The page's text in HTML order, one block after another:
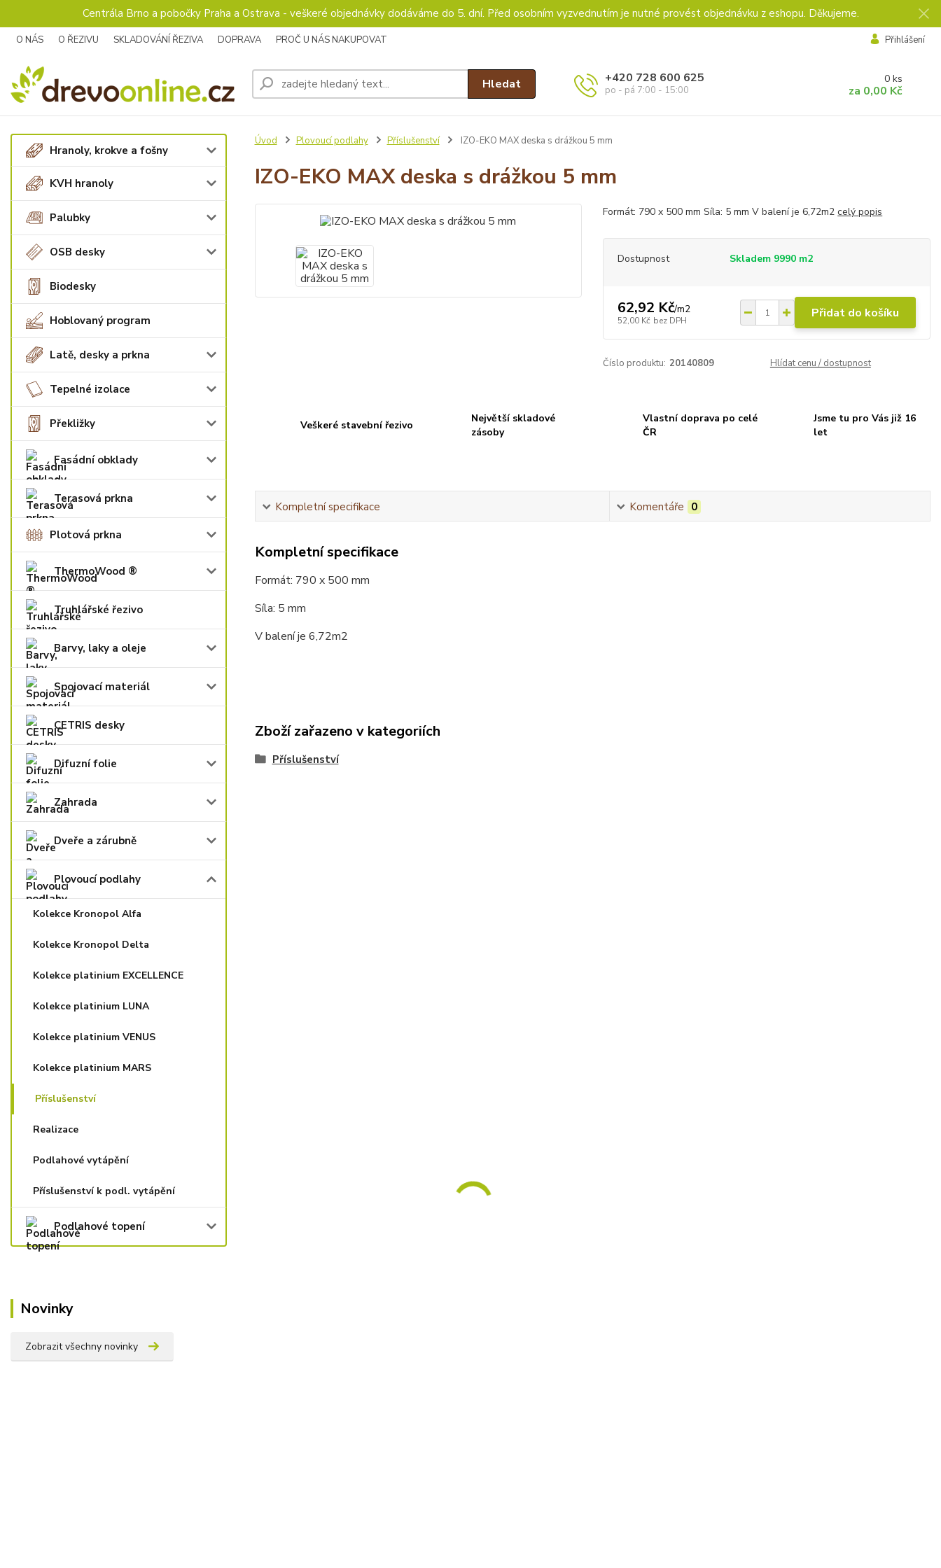
Centrála Brno a pobočky Praha a Ostrava - veškeré objednávky dodáváme do 5. dní. Před osobním vyzvednutím je nutné provést objednávku z eshopu. Děkujeme.
O NÁS O ŘEZIVU SKLADOVÁNÍ ŘEZIVA DOPRAVA PROČ U NÁS NAKUPOVAT Přihlášení
Hledat +420 728 600 625
po - pá 7:00 - 15:00
0 ks
za 0,00 Kč
Hranoly, krokve a fošny
KVH hranoly
Palubky
OSB desky
Biodesky
Hoblovaný program
Latě, desky a prkna
Tepelné izolace
Překližky
Fasádní obklady
Terasová prkna
Plotová prkna
ThermoWood ®
Truhlářské řezivo
Barvy, laky a oleje
Spojovací materiál
CETRIS desky
Difuzní folie
Zahrada
Dveře a zárubně
Plovoucí podlahy
Kolekce Kronopol Alfa
Kolekce Kronopol Delta
Kolekce platinium EXCELLENCE
Kolekce platinium LUNA
Kolekce platinium VENUS
Kolekce platinium MARS
Příslušenství
Realizace
Podlahové vytápění
Příslušenství k podl. vytápění
Podlahové topení
Novinky
Zobrazit všechny novinky
Úvod Plovoucí podlahy Příslušenství IZO-EKO MAX deska s drážkou 5 mm
IZO-EKO MAX deska s drážkou 5 mm
Formát: 790 x 500 mm Síla: 5 mm V balení je 6,72m2celý popis
Dostupnost Skladem 9990 m2
62,92 Kč/m2
52,00 Kč bez DPH Přidat do košíku
Číslo produktu: 20140809 Hlídat cenu / dostupnost
Veškeré stavební řezivo
Největší skladové
zásoby
Vlastní doprava po celé
ČR
Jsme tu pro Vás již 16
let
Kompletní specifikace Komentáře 0
Kompletní specifikace
Formát: 790 x 500 mm
Síla: 5 mm
V balení je 6,72m2
Zboží zařazeno v kategoriích
Příslušenství